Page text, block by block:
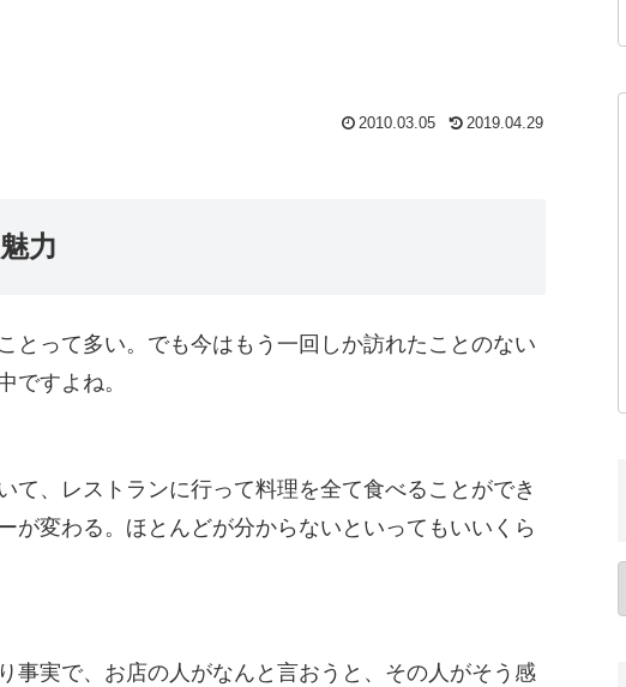
2010.03.05 2019.04.29
力
とって多い。でも今はもう一回しか訪れたことのない
ですよね。
て、レストランに行って料理を全て食べることができ
が変わる。ほとんどが分からないといってもいいくら
事実で、お店の人がなんと言おうと、その人がそう感